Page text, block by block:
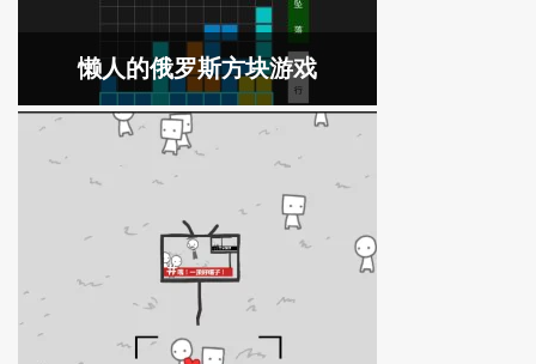
懒人的俄罗斯方块游戏